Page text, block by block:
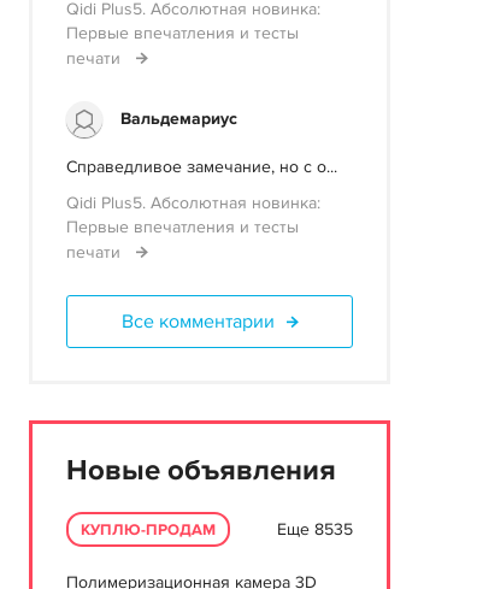
Qidi Plus5. Абсолютная новинка:
Первые впечатления и тесты
печати
Вальдемариус
Справедливое замечание, но с о...
Qidi Plus5. Абсолютная новинка:
Первые впечатления и тесты
печати
Все комментарии
Новые объявления
КУПЛЮ-ПРОДАМ Еще 8535
Полимеризационная камера 3D